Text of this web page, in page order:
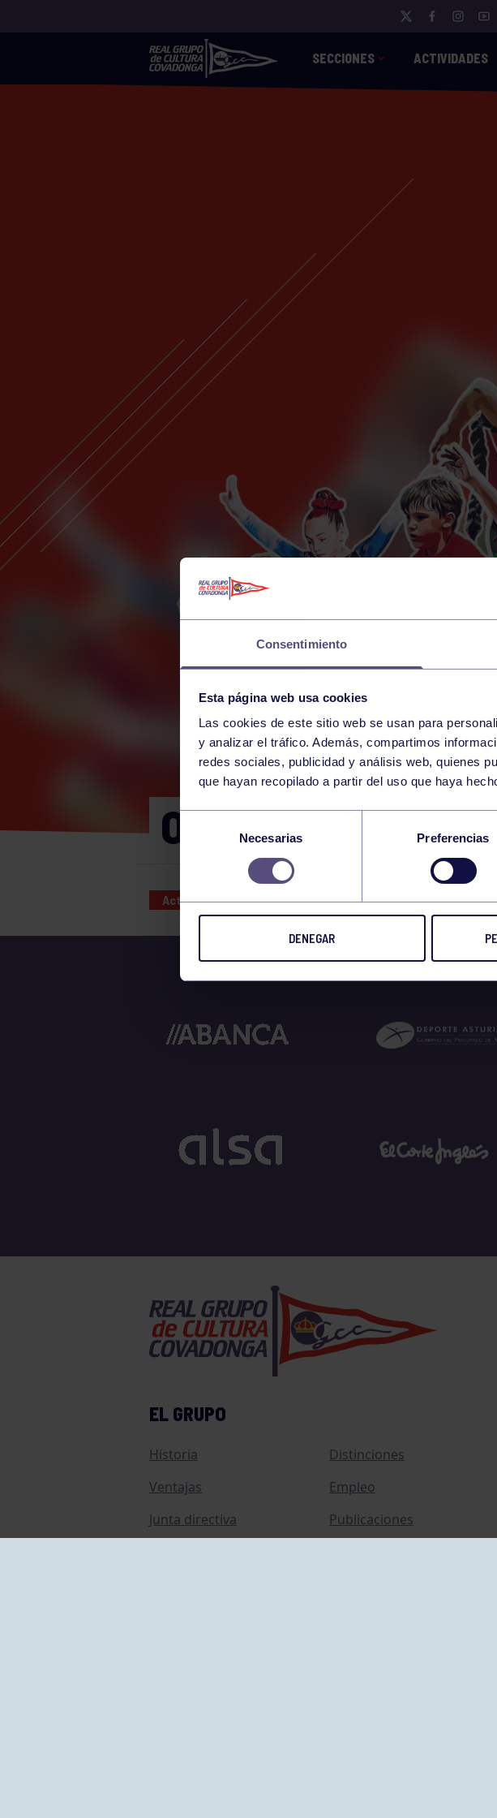
Consentimiento
Esta página web usa cookies
Las cookies de este sitio web se usan para
y analizar el tráfico. Además, compartimos
redes sociales, publicidad y análisis web, quienes
que hayan recopilado a partir del uso que haya
consentimiento
Necesarias Preferencias
DENEGAR
SECCIONES ACTIVIDADES
OLIMPIADA
Actividades deportivas 28 AUG 2023
EL GRUPO
Historia
Distinciones
Ventajas
Empleo
Junta directiva
Publicaciones